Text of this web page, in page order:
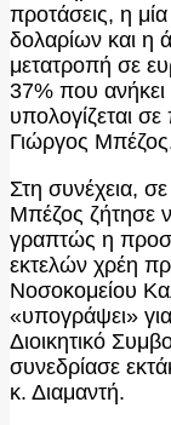
προτάσεις, η
δολαρίων και η
μετατροπή σε
37% που
υπολογίζεται
Γιώργος
Στη συνέχεια,
Μπέζος ζήτησε
γραπτώς η
εκτελών χρέη
Νοσοκομείου
«υπογράψει»
Διοικητικό
συνεδρίασε
κ. Διαμαντή.